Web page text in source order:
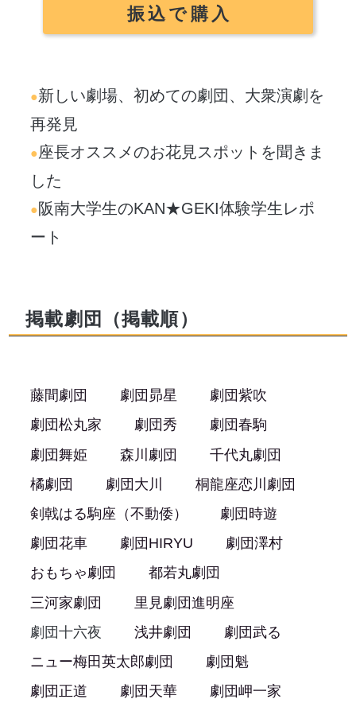
振込で購入
新しい劇場、初めての劇団、大衆演劇を
再発見
座長オススメのお花見スポットを聞きま
した
阪南大学生のKAN★GEKI体験学生レポ
ート
掲載劇団（掲載順）
藤間劇団 劇団昴星
劇団紫吹
劇団松丸家
劇団秀
劇団春駒
劇団舞姫
森川劇団
千代丸劇団
橘劇団
劇団大川
桐龍座恋川劇団
剣戟はる駒座（不動倭）
劇団時遊
劇団花車
劇団HIRYU
劇団澤村
おもちゃ劇団
都若丸劇団
三河家劇団
里見劇団進明座
劇団十六夜
浅井劇団
劇団武る
ニュー梅田英太郎劇団
劇団魁
劇団正道
劇団天華
劇団岬一家